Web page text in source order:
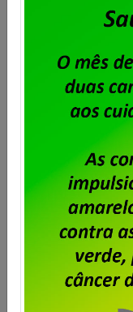
O Acordo
prevê, na
acordado em
Sindical. O
correspondente
No caso do
assembleia
que o percentual
Saiba mais